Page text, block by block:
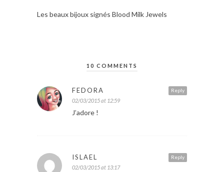
Les beaux bijoux signés Blood Milk Jewels
10 COMMENTS
Reply
FEDORA
02/03/2015 at 12:59
J’adore !
Reply
ISLAEL
02/03/2015 at 13:17